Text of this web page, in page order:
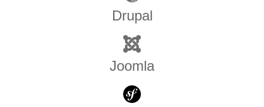
Drupal
Joomla